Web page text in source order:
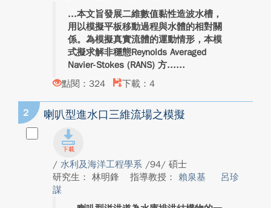
本文旨發展二維數值黏性造波水槽，
用以模擬平板移動過程與水體的相對關
係。為模擬真實流體的運動情形，本模
式擬求解非穩態Reynolds Averaged
Navier-Stokes (RANS) 方...
點閱：324
下載：4
2 喇叭型進水口三維流場之模擬
/ 水利及海洋工程學系 /94/ 碩士
研究生： 林明鋒
指導教授： 賴泉基
呂珍
謀